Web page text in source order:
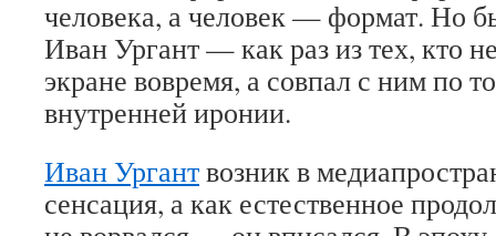
человека, а человек — формат. Но
Иван Ургант — как раз из тех, кто
экране вовремя, а совпал с ним по
внутренней иронии.
Иван Ургантвозник в
сенсация, а как естественное